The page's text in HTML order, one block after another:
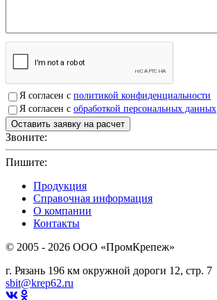
Я согласен с политикой конфиденциальности
Я согласен с обработкой персональных данных
Звоните:
Пишите:
Продукция
Справочная информация
О компании
Контакты
© 2005 - 2026 OOO «ПромКрепеж»
г. Рязань 196 км окружной дороги 12, стр. 7
sbit@krep62.ru